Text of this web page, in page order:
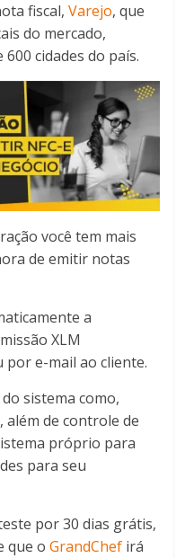
fiscal,Varejo, que
do mercado,
cidades do país.
você tem mais
de emitir notas
a
XLM
por e-mail ao cliente.
sistema como,
além de controle de
próprio para
para seu
por 30 dias grátis,
que oGrandChef irá